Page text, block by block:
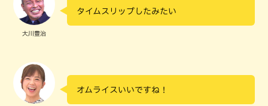
大川豊治
タイムスリップしたみたい
オムライスいいですね！